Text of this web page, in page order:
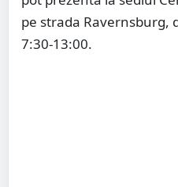
pe strada Ravernsburg,
7:30-13:00.